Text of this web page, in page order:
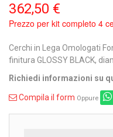
362,50 €
Prezzo per kit completo 4
Cerchi in Lega Omologati
finitura GLOSSY BLACK,
Richiedi informazioni su
Compila il form Oppure